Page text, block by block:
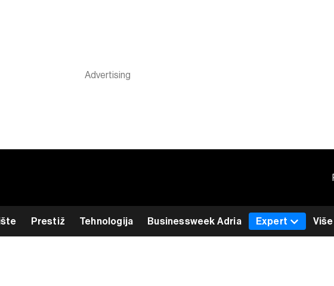
Prestiž Tehnologija Businessweek Adria Expert Više